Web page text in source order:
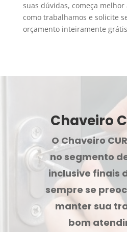
suas dúvidas, começa melhor
como trabalhamos e solicite
orçamento inteiramente
Chaveiro
O Chaveiro
no segmento
inclusive finais
sempre se
manter sua
bom